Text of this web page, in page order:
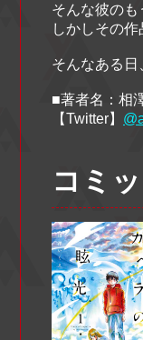
そんな彼のも
しかしその
そんなある
■著者名：相
【Twitter】
コミ